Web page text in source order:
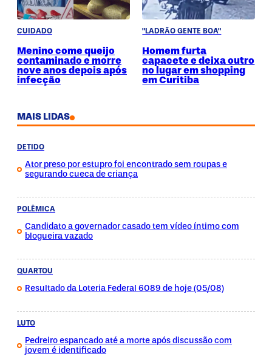
CUIDADO
Menino come queijo
contaminado e morre
nove anos depois após
infecção
"LADRÃO GENTE BOA"
Homem furta
capacete e deixa outro
no lugar em shopping
em Curitiba
MAIS LIDAS
DETIDO
Ator preso por estupro foi encontrado sem roupas e
segurando cueca de criança
POLÊMICA
Candidato a governador casado tem vídeo íntimo com
blogueira vazado
QUARTOU
Resultado da Loteria Federal 6089 de hoje (05/08)
LUTO
Pedreiro espancado até a morte após discussão com
jovem é identificado